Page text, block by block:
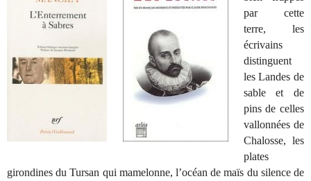
par cette
terre, les
écrivains
distinguent
les Landes de
sableet de
pins de celles
vallonnées de
Chalosse, les
plates
girondines du Tursan qui mamelonne, l’océan de maïs du silence de